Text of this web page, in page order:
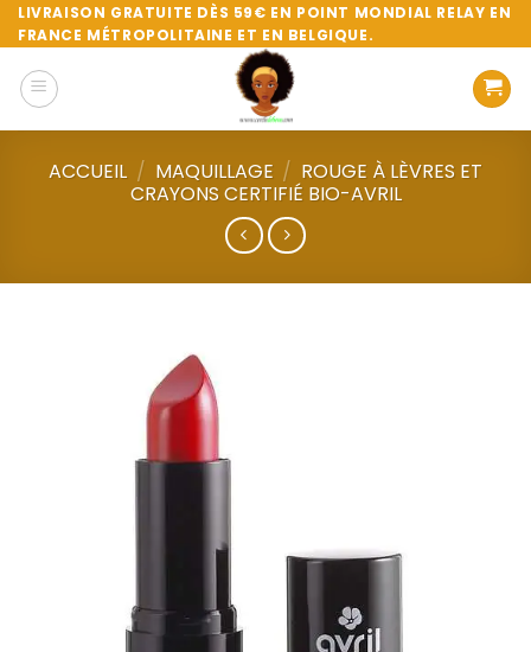
Passer
au
contenu
LIVRAISON GRATUITE DÈS 59€ EN POINT MONDIAL RELAY EN
FRANCE MÉTROPOLITAINE ET EN BELGIQUE.
ACCUEIL / MAQUILLAGE / ROUGE À LÈVRES ET
CRAYONS CERTIFIÉ BIO-AVRIL